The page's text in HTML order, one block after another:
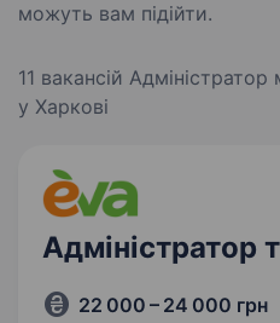
можуть вам підійти.
11 вакансій Адміністратор
у Харкові
Адміністратор
22 000 – 24 000 грн